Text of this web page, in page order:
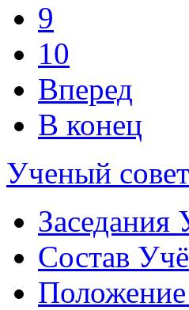
9
10
Вперед
В конец
Ученый совет
Заседания
Состав